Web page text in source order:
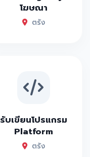
โฆษณา
ตรัง
รับเขียนโปรแกรม
Platform
ตรัง